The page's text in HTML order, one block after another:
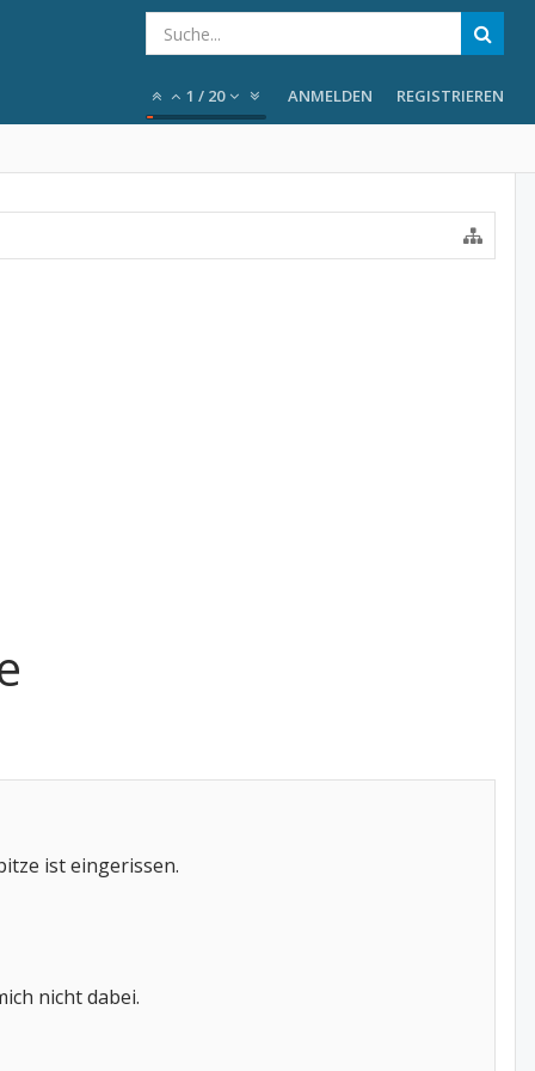
1 / 20 ANMELDEN REGISTRIEREN
ist eingerissen.
nicht dabei.